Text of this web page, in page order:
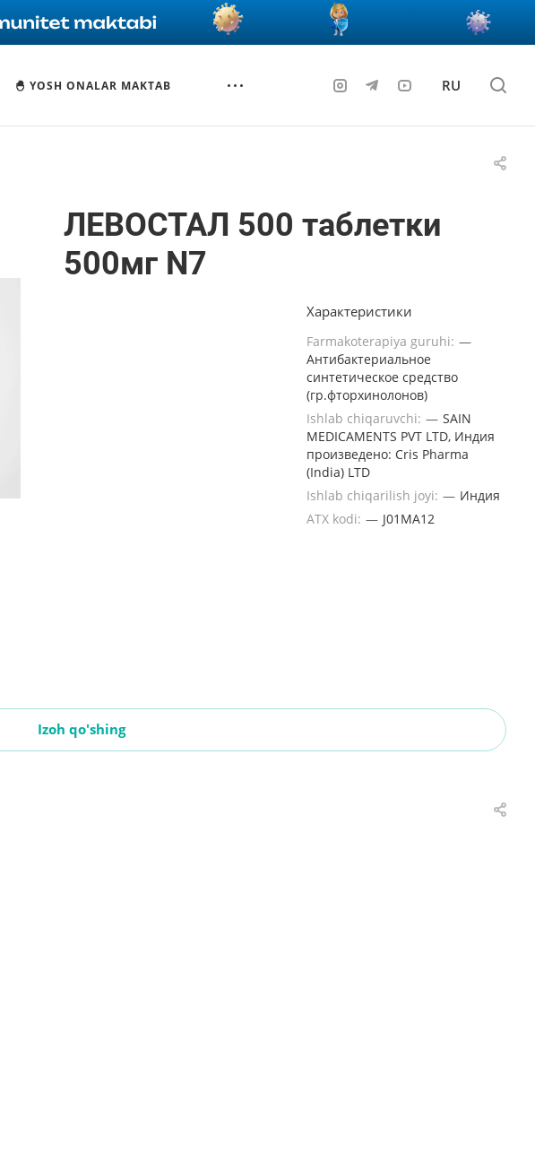
🐣 YOSH ONALAR MAKTAB RU
ЛЕВОСТАЛ 500 таблетки
500мг N7
Характеристики
Farmakoterapiya guruhi: —
Антибактериальное
синтетическое средство
(гр.фторхинолонов)
Ishlab chiqaruvchi: — SAIN
MEDICAMENTS PVT LTD, Индия
произведено: Cris Pharma
(India) LTD
Ishlab chiqarilish joyi: — Индия
ATX kodi: — J01MA12
Izoh qo'shing